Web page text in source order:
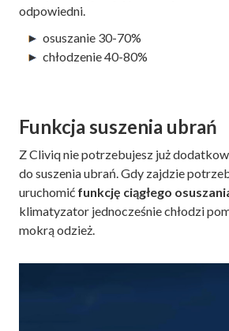
odpowiedni.
osuszanie 30-70%
chłodzenie 40-80%
Funkcja suszenia ubrań
Z Cliviq nie potrzebujesz już
do suszenia ubrań. Gdy zajdzie
uruchomić funkcję ciągłego
klimatyzator jednocześnie chłodzi
mokrą odzież.